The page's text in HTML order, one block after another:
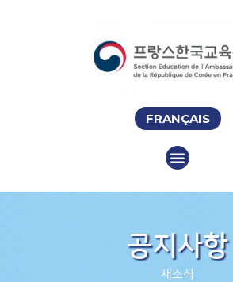
FRANÇAIS
공지사항
새소식